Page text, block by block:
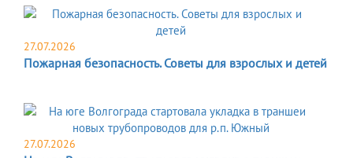
27.07.2026
Пожарная безопасность. Советы для взрослых и детей
27.07.2026